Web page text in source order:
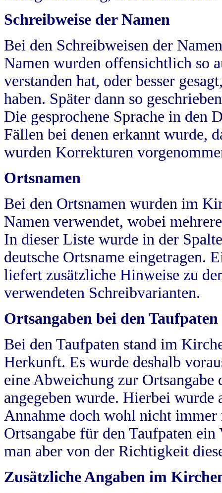
Schreibweise der Namen
Bei den Schreibweisen der
Namen wurden offensichtlich so
verstanden hat, oder besser
haben. Später dann so
Die gesprochene Sprache in
Fällen bei denen erkannt wurde,
wurden Korrekturen
Ortsnamen
Bei den Ortsnamen wurden im
Namen verwendet, wobei
In dieser Liste wurde in der
deutsche Ortsname eingetragen.
liefert zusätzliche Hinweise zu
verwendeten Schreibvarianten.
Ortsangaben bei den Taufpaten
Bei den Taufpaten stand im
Herkunft. Es wurde deshalb
eine Abweichung zur
angegeben wurde. Hierbei wurde
Annahme doch wohl nicht
Ortsangabe für den Taufpaten
man aber von der Richtigkeit
Zusätzliche Angaben im